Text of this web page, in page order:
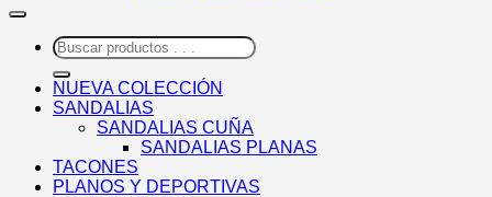
Buscar
por:
NUEVA COLECCIÓN
SANDALIAS
SANDALIAS CUÑA
SANDALIAS PLANAS
TACONES
PLANOS Y DEPORTIVAS